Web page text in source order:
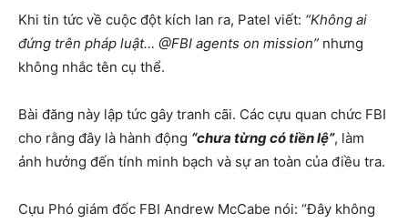
Khi tin tức về cuộc đột kích lan ra, Patel viết: “Không ai
đứng trên pháp luật… @FBI agents on mission” nhưng
không nhắc tên cụ thể.
Bài đăng này lập tức gây tranh cãi. Các cựu quan chức FBI
cho rằng đây là hành động “chưa từng có tiền lệ”, làm
ảnh hưởng đến tính minh bạch và sự an toàn của điều tra.
Cựu Phó giám đốc FBI Andrew McCabe nói: “Đây không